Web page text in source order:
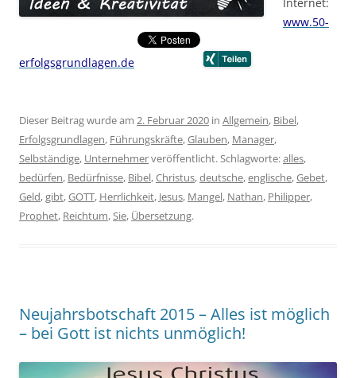
Internet:
www.50-
erfolgsgrundlagen.de
Dieser Beitrag wurde am 2. Februar 2020 in Allgemein, Bibel,
Erfolgsgrundlagen, Führungskräfte,Glauben, Manager,
Selbständige, Unternehmerveröffentlicht. Schlagworte:alles,
bedürfen, Bedürfnisse, Bibel,Christus,deutsche,englische,Gebet,
Geld,gibt,GOTT, Herrlichkeit, Jesus, Mangel, Nathan, Philipper,
Prophet, Reichtum,Sie, Übersetzung.
Neujahrsbotschaft 2015 – Alles ist möglich
– bei Gott ist nichts unmöglich!